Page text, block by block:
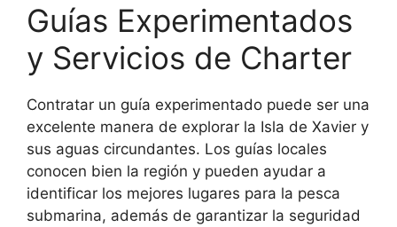
Guías Experimentados
y Servicios de Charter
Contratar un guía experimentado puede ser una
excelente manera de explorar la Isla de Xavier y
sus aguas circundantes. Los guías locales
conocen bien la región y pueden ayudar a
identificar los mejores lugares para la pesca
submarina, además de garantizar la seguridad